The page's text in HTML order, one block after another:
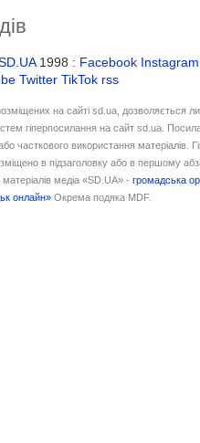
1998 : Facebook Instagram
Twitter TikTok rss
на сайті sd.ua, дозволяється
гіперпосилання на сайт sd.ua.
часткового використання матеріалів.
в підзаголовку або в першому
медіа «SD.UA» -громадська
онлайн» Окрема подяка MDF.